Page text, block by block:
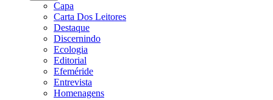
Capa
Carta Dos Leitores
Destaque
Discernindo
Ecologia
Editorial
Efeméride
Entrevista
Homenagens